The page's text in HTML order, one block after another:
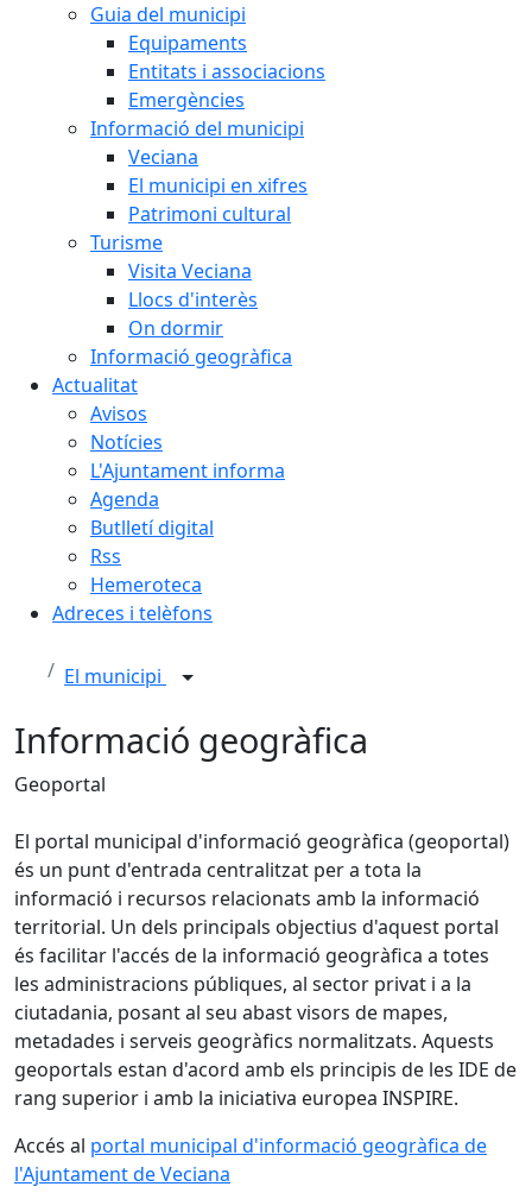
Guia del municipi
Equipaments
Entitats i associacions
Emergències
Informació del municipi
Veciana
El municipi en xifres
Patrimoni cultural
Turisme
Visita Veciana
Llocs d'interès
On dormir
Informació geogràfica
Actualitat
Avisos
Notícies
L'Ajuntament informa
Agenda
Butlletí digital
Rss
Hemeroteca
Adreces i telèfons
El municipi
Informació geogràfica
Geoportal
El portal municipal d'informació geogràfica (geoportal)
és un punt d'entrada centralitzat per a tota la
informació i recursos relacionats amb la informació
territorial. Un dels principals objectius d'aquest portal
és facilitar l'accés de la informació geogràfica a totes
les administracions públiques, al sector privat i a la
ciutadania, posant al seu abast visors de mapes,
metadades i serveis geogràfics normalitzats. Aquests
geoportals estan d'acord amb els principis de les IDE de
rang superior i amb la iniciativa europea INSPIRE.
Accés al portal municipal d'informació geogràfica de
l'Ajuntament de Veciana